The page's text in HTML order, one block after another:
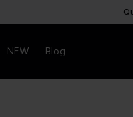
NEW Blog